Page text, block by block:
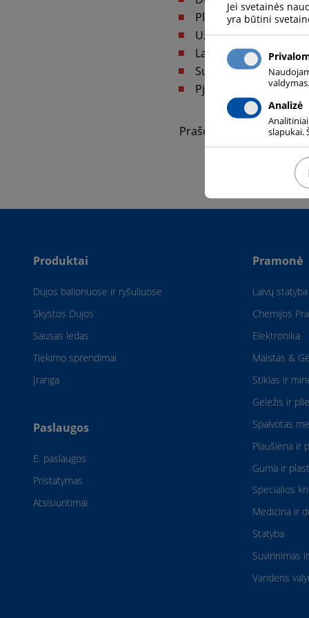
Plėtros stotys
Uždarymo ir
Laboratorinė įranga
Sujungimai
Pjovimo ir suvirinimo
Prašome apsilankyti
Produktai
Dujos balionuose ir ryšuliuose
Skystos Dujos
Sausas ledas
Tiekimo sprendimai
Įranga
Paslaugos
E. paslaugos
Pristatymas
Atsisiuntimai
Pramonė
Laivų statyba
Chemijos
Elektronika
Maistas &
Stiklas ir
Geležis ir
Spalvotas
Plaušiena ir
Guma ir
Specialios
Medicina ir
Statyba
Suvirinimas
Vandens
Jei svetainės
yra būtini
Analizė
slapukai.